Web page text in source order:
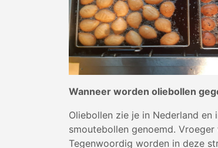
Wanneer worden oliebollen
Oliebollen zie je in Nederland
smoutebollen genoemd.
Tegenwoordig worden in deze